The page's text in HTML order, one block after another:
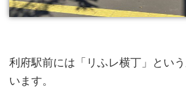
利府駅前には「リふレ横丁」とい
います。